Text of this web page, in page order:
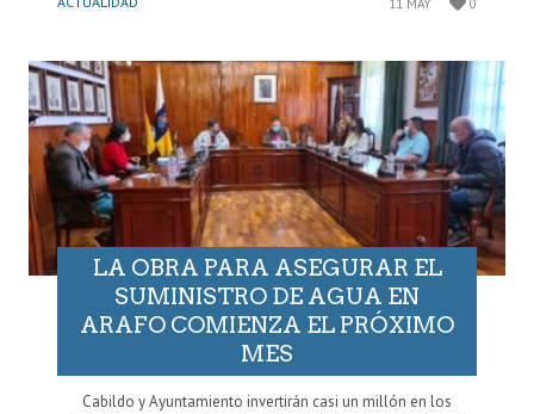
11 MAY 0
LA OBRA PARA ASEGURAR EL
SUMINISTRO DE AGUA EN
ARAFO COMIENZA EL PRÓXIMO
MES
Cabildo y Ayuntamiento invertirán casi un millón en los